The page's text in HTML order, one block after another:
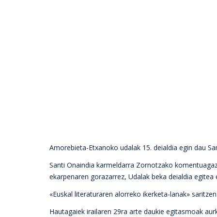
Amorebieta-Etxanoko udalak 15. deialdia egin dau
Santi Onaindia karmeldarra Zornotzako
ekarpenaren gorazarrez, Udalak beka deialdia
«Euskal literaturaren alorreko ikerketa-lanak»
Hautagaiek irailaren 29ra arte daukie egitasmoak